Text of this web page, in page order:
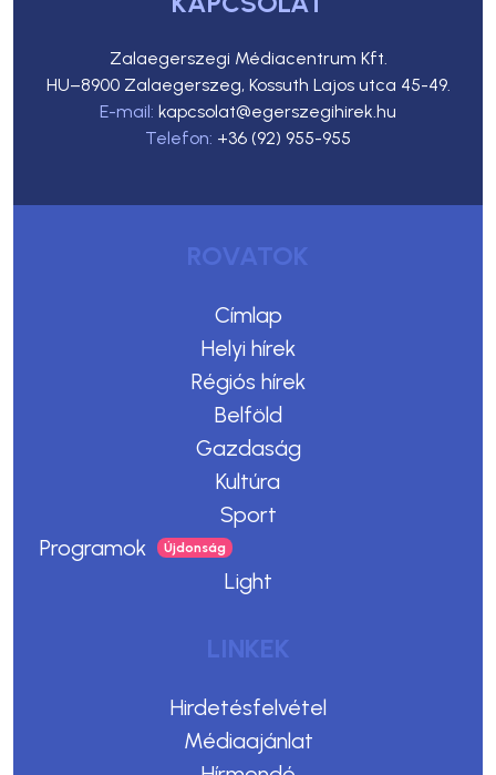
Zalaegerszegi Médiacentrum Kft.
HU–8900 Zalaegerszeg, Kossuth Lajos utca 45-49.
E-mail: kapcsolat@egerszegihirek.hu
Telefon: +36 (92) 955-955
ROVATOK
Címlap
Helyi hírek
Régiós hírek
Belföld
Gazdaság
Kultúra
Sport
Programok
Light
LINKEK
Hirdetésfelvétel
Médiaajánlat